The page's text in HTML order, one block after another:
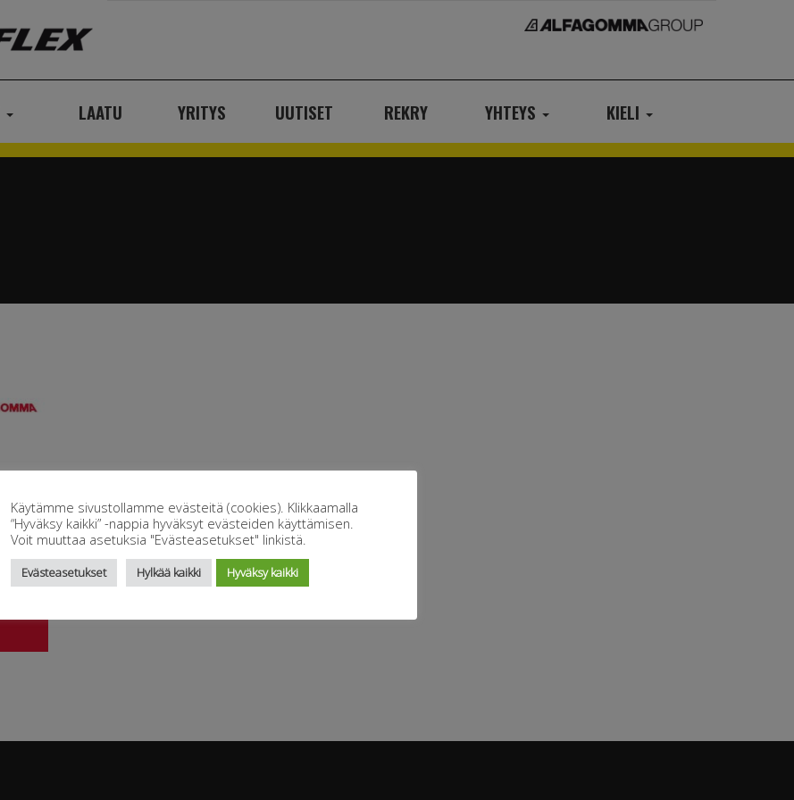
LAATU YRITYS UUTISET REKRY YHTEYS KIELI
Käytämme sivustollamme evästeitä (cookies). Klikkaamalla
“Hyväksy kaikki” -nappia hyväksyt evästeiden käyttämisen.
Voit muuttaa asetuksia "Evästeasetukset" linkistä.
Evästeasetukset Hylkää kaikki Hyväksy kaikki